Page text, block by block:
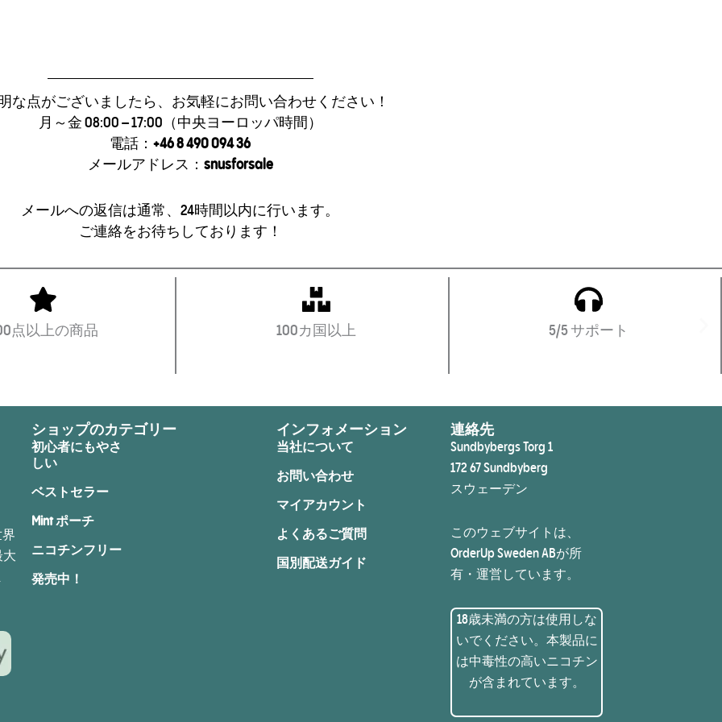
な点がございましたら、お気軽にお問い合わせください！
月～金 08:00 – 17:00（中央ヨーロッパ時間）
電話：+46 8 490 094 36
メールアドレス： snusforsale
メールへの返信は通常、24時間以内に行います。
ご連絡をお待ちしております！
点以上の商品 100カ国以上 5/5 サポート
ショップのカテゴリー
初心者にもやさ
しい
ベストセラー
Mint ポーチ
ニコチンフリー
発売中！
インフォメーション
当社について
お問い合わせ
マイアカウント
よくあるご質問
国別配送ガイド
連絡先
Sundbybergs Torg 1
172 67 Sundbyberg
スウェーデン
このウェブサイトは、
OrderUp Sweden ABが所
有・運営しています。
18歳未満の方は使用しな
いでください。本製品に
は中毒性の高いニコチン
が含まれています。